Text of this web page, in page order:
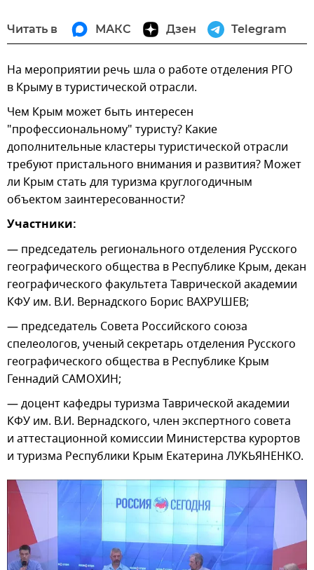
Читать в МАКС Дзен Telegram
На мероприятии речь шла о работе отделения РГО
в Крыму в туристической отрасли.
Чем Крым может быть интересен
"профессиональному" туристу? Какие
дополнительные кластеры туристической отрасли
требуют пристального внимания и развития? Может
ли Крым стать для туризма круглогодичным
объектом заинтересованности?
Участники:
— председатель регионального отделения Русского
географического общества в Республике Крым, декан
географического факультета Таврической академии
КФУ им. В.И. Вернадского Борис ВАХРУШЕВ;
— председатель Совета Российского союза
спелеологов, ученый секретарь отделения Русского
географического общества в Республике Крым
Геннадий САМОХИН;
— доцент кафедры туризма Таврической академии
КФУ им. В.И. Вернадского, член экспертного совета
и аттестационной комиссии Министерства курортов
и туризма Республики Крым Екатерина ЛУКЬЯНЕНКО.